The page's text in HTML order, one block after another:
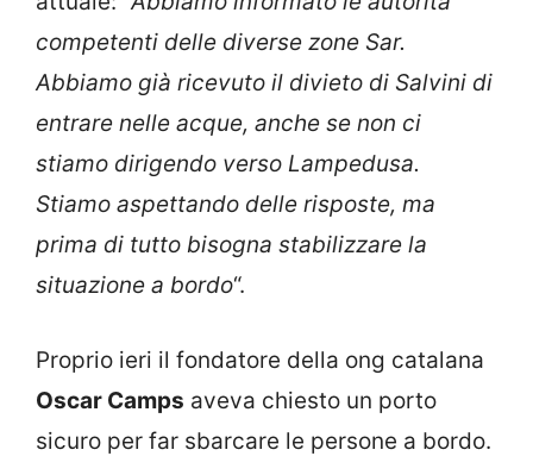
competenti delle diverse zone Sar.
Abbiamo già ricevuto il divieto di Salvini di
entrare nelle acque, anche se non ci
stiamo dirigendo verso Lampedusa.
Stiamo aspettando delle risposte, ma
prima di tutto bisogna stabilizzare la
situazione a bordo“.
Proprio ieri il fondatore della ong catalana
Oscar Camps aveva chiesto un porto
sicuro per far sbarcare le persone a bordo.